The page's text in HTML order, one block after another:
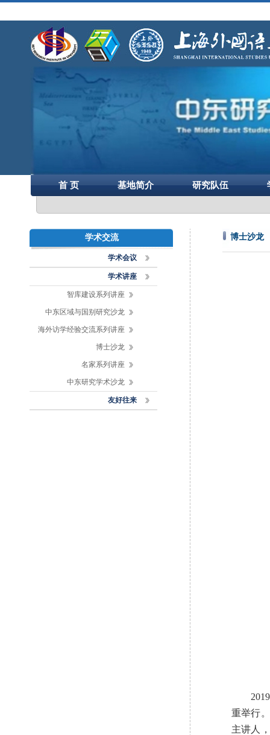
首 页 基地简介 研究队伍
学术交流
学术会议
学术讲座
智库建设系列讲座
中东区域与国别研究沙龙
海外访学经验交流系列讲座
博士沙龙
名家系列讲座
中东研究学术沙龙
友好往来
博士沙龙
2019
重举行
主讲人